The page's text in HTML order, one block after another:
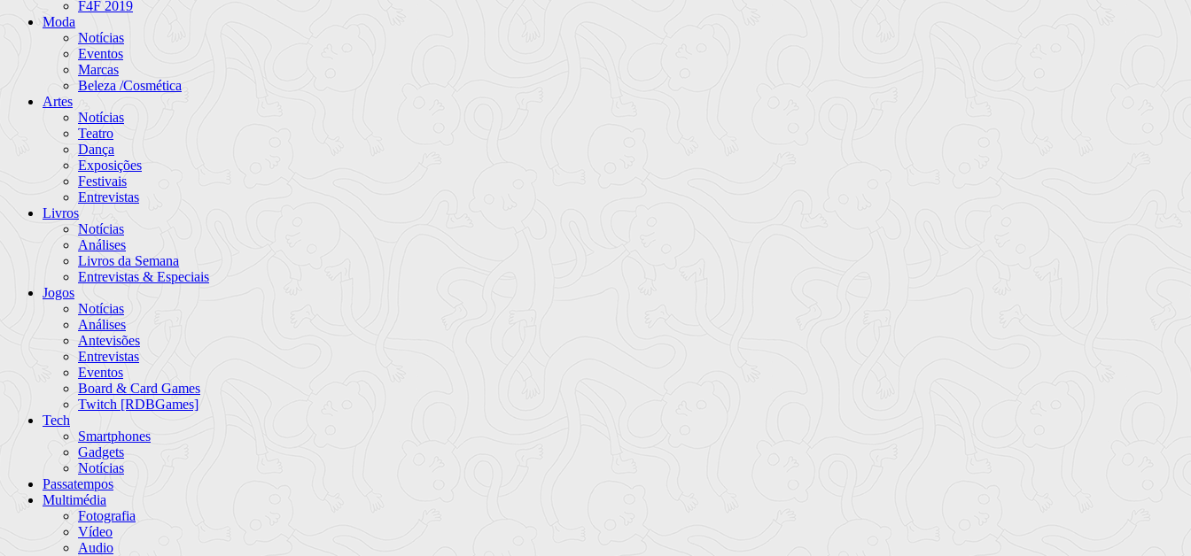
F4F 2019
Moda
Notícias
Eventos
Marcas
Beleza /Cosmética
Artes
Notícias
Teatro
Dança
Exposições
Festivais
Entrevistas
Livros
Notícias
Análises
Livros da Semana
Entrevistas & Especiais
Jogos
Notícias
Análises
Antevisões
Entrevistas
Eventos
Board & Card Games
Twitch [RDBGames]
Tech
Smartphones
Gadgets
Notícias
Passatempos
Multimédia
Fotografia
Vídeo
Audio